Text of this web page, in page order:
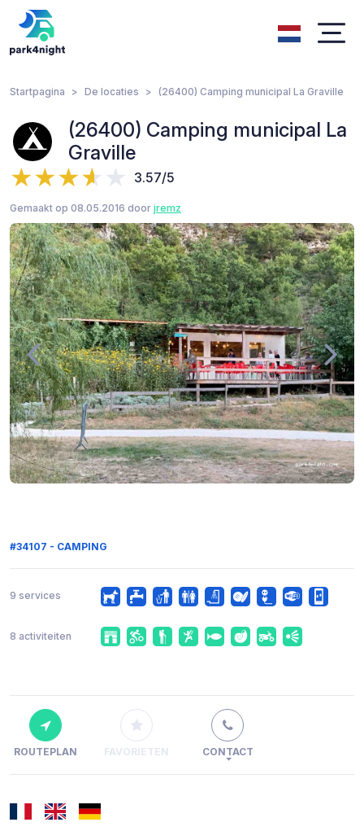
Startpagina De locaties (26400) Camping municipal La Graville
(26400) Camping municipal La
Graville
3.57/5
Gemaakt op 08.05.2016 door jremz
#34107 - CAMPING
9 services
8 activiteiten
ROUTEPLAN FAVORIETEN CONTACT